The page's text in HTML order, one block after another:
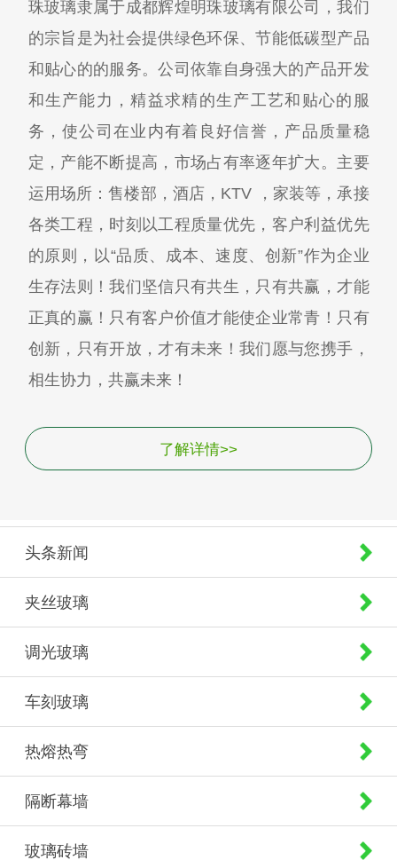
珠玻璃隶属于成都辉煌明珠玻璃有限公司，我们
的宗旨是为社会提供绿色环保、节能低碳型产品
和贴心的的服务。公司依靠自身强大的产品开发
和生产能力，精益求精的生产工艺和贴心的服
务，使公司在业内有着良好信誉，产品质量稳
定，产能不断提高，市场占有率逐年扩大。主要
运用场所：售楼部，酒店，KTV ，家装等，承接
各类工程，时刻以工程质量优先，客户利益优先
的原则，以“品质、成本、速度、创新”作为企业
生存法则！我们坚信只有共生，只有共赢，才能
正真的赢！只有客户价值才能使企业常青！只有
创新，只有开放，才有未来！我们愿与您携手，
相生协力，共赢未来！
了解详情>>
头条新闻
夹丝玻璃
调光玻璃
车刻玻璃
热熔热弯
隔断幕墙
玻璃砖墙